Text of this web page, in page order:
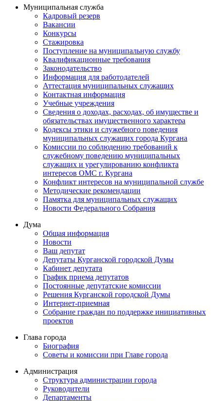
Муниципальная служба
Кадровый резерв
Вакансии
Конкурсы
Стажировка
Поступление на муниципальную службу
Квалификационные требования
Законодательство
Информация для работодателей
Аттестация муниципальных служащих
Контактная информация
Учебные учреждения
Сведения о доходах, расходах, об имуществе и
обязательствах имущественного характера
Кодексы этики и служебного поведения
муниципальных служащих города Кургана
Комиссии по соблюдению требований к
служебному поведению муниципальных
служащих и урегулированию конфликта
интересов ОМС г. Кургана
Конфликт интересов на муниципальной службе
Методические рекомендации
Памятка для муниципальных служащих
Новости Федерального Cобрания
Дума
Общая информация
Новости
Ваш депутат
Депутаты Курганской городской Думы
Кабинет депутата
График приема депутатов
Постоянные депутатские комиссии
Решения Курганской городской Думы
Интернет-приемная
Собрание граждан по поддержке инициативных
проектов
Глава города
Биография
Советы и комиссии при Главе города
Администрация
Структура администрации города
Руководители
Департаменты